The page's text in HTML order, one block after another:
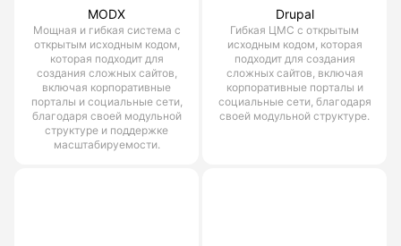
MODX
Мощная и гибкая система с
открытым исходным кодом,
которая подходит для
создания сложных сайтов,
включая корпоративные
порталы и социальные сети,
благодаря своей модульной
структуре и поддержке
масштабируемости.
Drupal
Гибкая ЦМС с открытым
исходным кодом, которая
подходит для создания
сложных сайтов, включая
корпоративные порталы и
социальные сети, благодаря
своей модульной структуре.